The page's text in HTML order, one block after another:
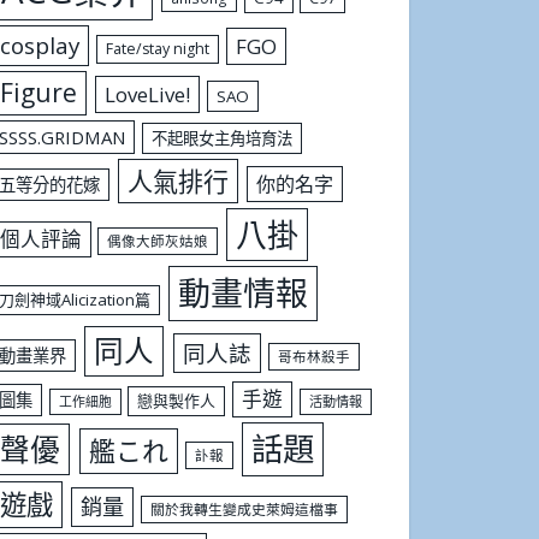
cosplay Fate/stay night FGO
Figure LoveLive! SAO
SSSS.GRIDMAN 不起眼女主角培育法
五等分的花嫁 人氣排行 你的名字
個人評論 偶像大師灰姑娘 八掛
刀劍神域Alicization篇 動畫情報
動畫業界 同人 同人誌 哥布林殺手
圖集 工作細胞 戀與製作人 手遊 活動情報
聲優 艦これ 訃報 話題
遊戲 銷量 關於我轉生變成史萊姆這檔事